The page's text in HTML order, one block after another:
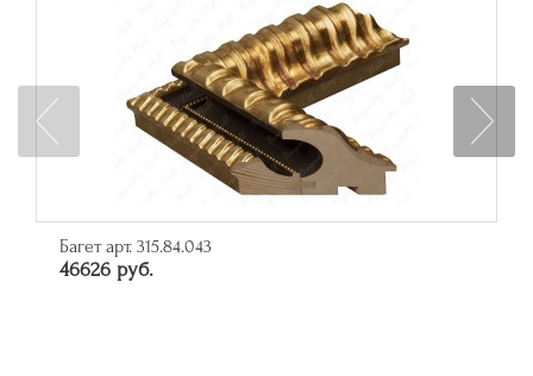
Багет арт. 315.84.043
46626 руб.